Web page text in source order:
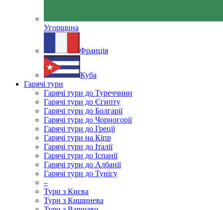
Угорщина
Франція
Куба
Гарячі тури
Гарячі тури до Туреччини
Гарячі тури до Єгипту
Гарячі тури до Болгарії
Гарячі тури до Чорногорії
Гарячі тури до Греції
Гарячі тури на Кіпр
Гарячі тури до Італії
Гарячі тури до Іспанії
Гарячі тури до Албанії
Гарячі тури до Тунісу
–
Тури з Києва
Тури з Кишинева